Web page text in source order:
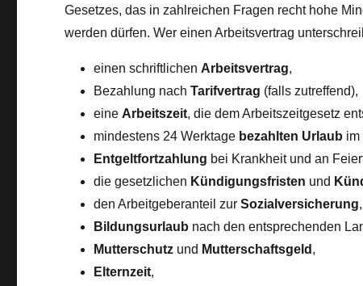
Gesetzes, das in zahlreichen Fragen recht hohe
werden dürfen. Wer einen Arbeitsvertrag
einen schriftlichen Arbeitsvertrag,
Bezahlung nachTarifvertrag (falls zutreffend),
eine Arbeitszeit, die dem Arbeitszeitgesetz
mindestens 24 Werktage bezahlten Urlaub im
Entgeltfortzahlung bei Krankheit und an
die gesetzlichen Kündigungsfristen und
den Arbeitgeberanteil zurSozialversicherung,
Bildungsurlaub nach den entsprechenden
Mutterschutz und Mutterschaftsgeld ,
Elternzeit,